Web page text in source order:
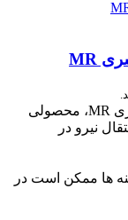
الکتروموتور گیربکس هلیکال Yilmaz ایلماز سری MR، محصولی
نیرو در
ها ممکن است در